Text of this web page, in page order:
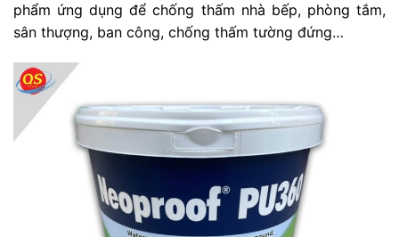
phẩm ứng dụng để chống thấm nhà bếp, phòng tắm,
sân thượng, ban công, chống thấm tường đứng…